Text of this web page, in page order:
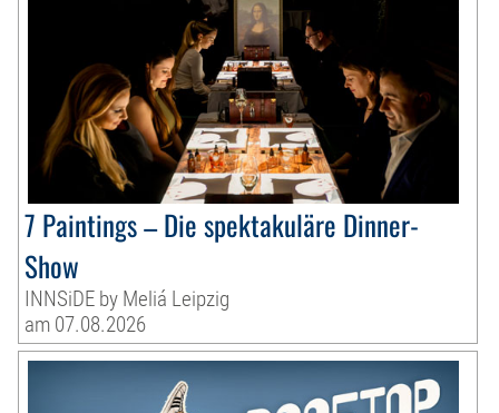
7 Paintings – Die spektakuläre Dinner-
Show
INNSiDE by Meliá Leipzig
am 07.08.2026